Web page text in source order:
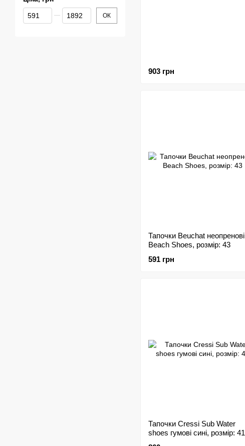
903 грн
Тапочки Beuchat неопренові
Beach Shoes, розмір: 43
591 грн
Тапочки Cressi Sub Water
shoes гумові сині, розмір: 41
Від Ціна, грн
До Ціна, грн ОК